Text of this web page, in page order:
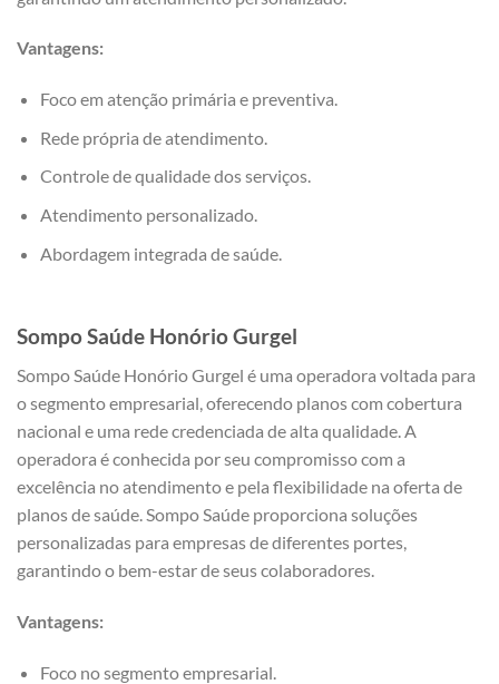
Vantagens:
Foco em atenção primária e preventiva.
Rede própria de atendimento.
Controle de qualidade dos serviços.
Atendimento personalizado.
Abordagem integrada de saúde.
Sompo Saúde Honório Gurgel
Sompo Saúde Honório Gurgel é uma operadora voltada para
o segmento empresarial, oferecendo planos com cobertura
nacional e uma rede credenciada de alta qualidade. A
operadora é conhecida por seu compromisso com a
excelência no atendimento e pela flexibilidade na oferta de
planos de saúde. Sompo Saúde proporciona soluções
personalizadas para empresas de diferentes portes,
garantindo o bem-estar de seus colaboradores.
Vantagens:
Foco no segmento empresarial.